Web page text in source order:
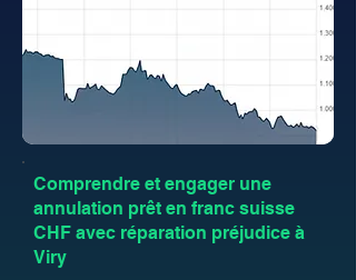
Comprendre et engager une
annulation prêt en franc suisse
CHF avec réparation préjudice à
Viry